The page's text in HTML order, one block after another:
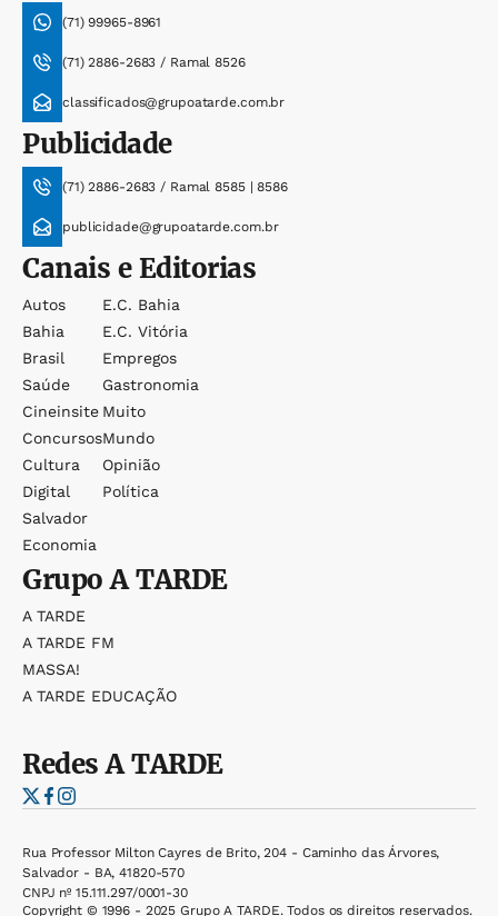
(71) 99965-8961
(71) 2886-2683 / Ramal 8526
classificados@grupoatarde.com.br
Publicidade
(71) 2886-2683 / Ramal 8585 | 8586
publicidade@grupoatarde.com.br
Canais e Editorias
Autos
Bahia
Brasil
Saúde
Cineinsite
Concursos
Cultura
Digital
Salvador
Economia
E.c. Bahia
E.c. Vitória
Empregos
Gastronomia
Muito
Mundo
Opinião
Política
GrupoA TARDE
A TARDE
A TARDE FM
MASSA!
A TARDE EDUCAÇÃO
RedesA TARDE
Rua Professor Milton Cayres de Brito, 204 - Caminho das Árvores,
Salvador - BA, 41820-570
CNPJ nº 15.111.297/0001-30
Copyright © 1996 - 2025 Grupo A TARDE. Todos os direitos reservados.